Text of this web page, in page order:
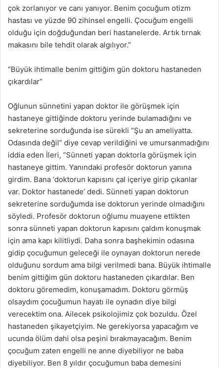
çok zorlanıyor ve canı yanıyor. Benim çocuğum otizm
hastası ve yüzde 90 zihinsel engelli. Çocuğum engelli
olduğu için doğduğundan beri hastanelerde. Artık tırnak
makasını bile tehdit olarak algılıyor.”
“Büyük ihtimalle benim gittiğim gün doktoru hastaneden
çıkardılar”
Oğlunun sünnetini yapan doktor ile görüşmek için
hastaneye gittiğinde doktoru yerinde bulamadığını ve
sekreterine sorduğunda ise sürekli “Şu an ameliyatta.
Odasında değil” diye cevap verildiğini ve umursanmadığını
iddia eden İleri, “Sünneti yapan doktorla görüşmek için
hastaneye gittim. Yanındaki profesör doktorun yanına
girdim. Bana ‘doktorun kapısını çal içeriye girip çıkanlar
var. Doktor hastanede’ dedi. Sünneti yapan doktorun
sekreterine sorduğumda ise doktorun yerinde olmadığını
söyledi. Profesör doktorun oğlumu muayene ettikten
sonra sünneti yapan doktorun kapısını çaldım konuşmak
için ama kapı kilitliydi. Daha sonra başhekimin odasına
gidip çocuğumun geleceği ile oynayan doktorun nerede
olduğunu sordum ama bilgi verilmedi bana. Büyük ihtimalle
benim gittiğim gün doktoru hastaneden çıkardılar. Ben
doktoru göremedim, konuşamadım. Doktoru görmüş
olsaydım çocuğumun hayatı ile oynadın diye bilgi
verecektim ona. Ailecek psikolojimiz çok bozuldu. Özel
hastaneden şikayetçiyim. Ne gerekiyorsa yapacağım ve
ucunda ölüm dahi olsa peşini bırakmayacağım. Benim
çocuğum zaten engelli ne anne diyebiliyor ne baba
diyebiliyor. Ben 8 yıldır çocuğumun baba demesini